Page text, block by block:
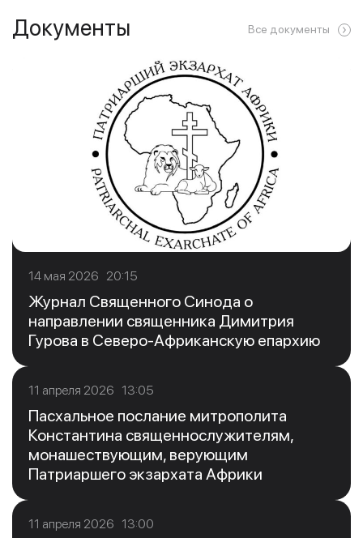
Документы Все документы
14 мая 2026 20:15
Журнал Священного Синода о
направлении священника Димитрия
Гурова в Северо-Африканскую епархию
11 апреля 2026 13:05
Пасхальное послание митрополита
Константина священнослужителям,
монашествующим, верующим
Патриаршего экзархата Африки
11 апреля 2026 13:00